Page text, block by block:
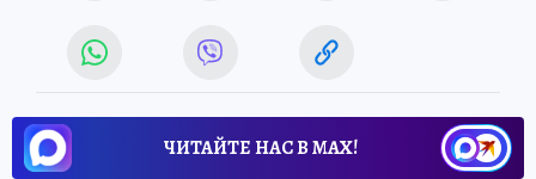
ЧИТАЙТЕ НАС В МАХ!